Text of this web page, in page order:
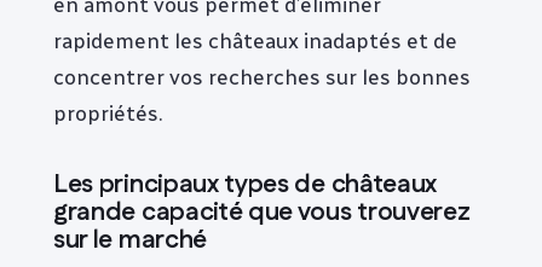
rapidement les châteaux inadaptés et de
concentrer vos recherches sur les bonnes
propriétés.
Les principaux types de châteaux
grande capacité que vous trouverez
sur le marché